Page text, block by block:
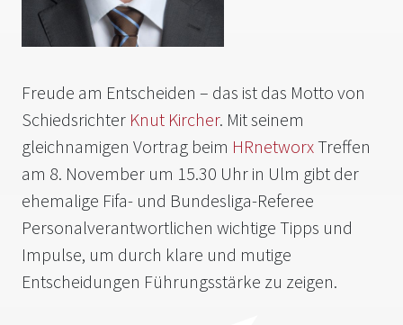
Freude am Entscheiden – das ist das Motto von
Schiedsrichter Knut Kircher. Mit seinem
gleichnamigen Vortrag beim HRnetworxTreffen
am 8. November um 15.30 Uhr in Ulm gibt der
ehemalige Fifa- und Bundesliga-Referee
Personalverantwortlichen wichtige Tipps und
Impulse, um durch klare und mutige
Entscheidungen Führungsstärke zu zeigen.